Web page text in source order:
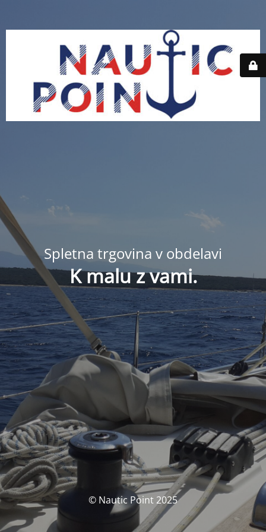
Spletna trgovina v obdelavi
K malu z vami.
© Nautic Point 2025